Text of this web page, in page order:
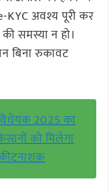
KYC अवश्य पूरी कर
समस्या न हो।
बिना रुकावट
2025 का
को मिलेगा